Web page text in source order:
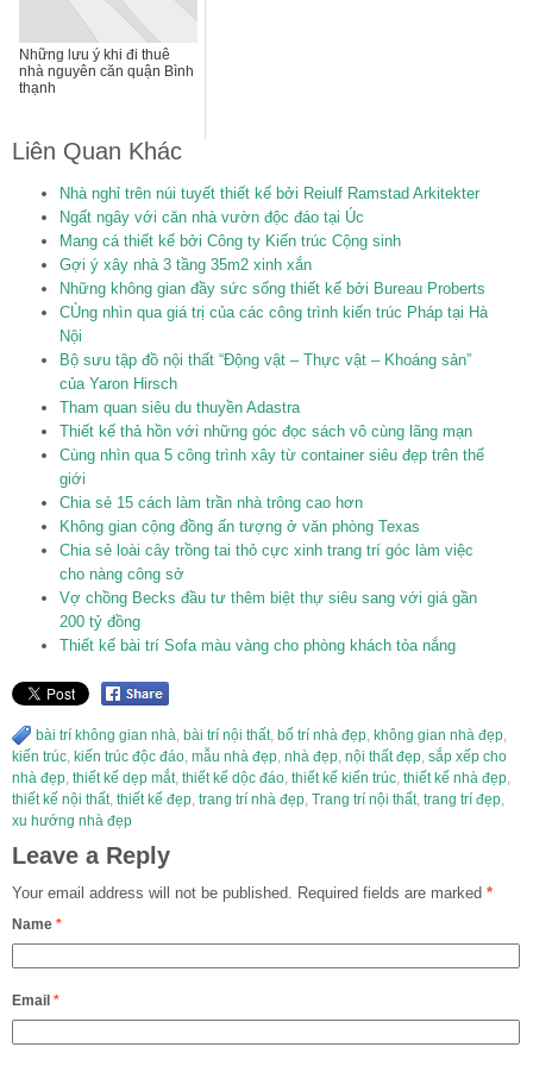
Những lưu ý khi đi thuê
nhà nguyên căn quận Bình
thạnh
Liên Quan Khác
Nhà nghỉ trên núi tuyết thiết kế bởi Reiulf Ramstad Arkitekter
Ngất ngây với căn nhà vườn độc đáo tại Úc
Mang cá thiết kế bởi Công ty Kiến trúc Cộng sinh
Gợi ý xây nhà 3 tầng 35m2 xinh xắn
Những không gian đầy sức sống thiết kế bởi Bureau Proberts
CÙng nhìn qua giá trị của các công trình kiến trúc Pháp tại Hà
Nội
Bộ sưu tập đồ nội thất “Động vật – Thực vật – Khoáng sản”
của Yaron Hirsch
Tham quan siêu du thuyền Adastra
Thiết kế thả hồn với những góc đọc sách vô cùng lãng mạn
Cùng nhìn qua 5 công trình xây từ container siêu đẹp trên thế
giới
Chia sẻ 15 cách làm trần nhà trông cao hơn
Không gian cộng đồng ấn tượng ở văn phòng Texas
Chia sẻ loài cây trồng tai thỏ cực xinh trang trí góc làm việc
cho nàng công sở
Vợ chồng Becks đầu tư thêm biệt thự siêu sang với giá gần
200 tỷ đồng
Thiết kế bài trí Sofa màu vàng cho phòng khách tỏa nắng
bài trí không gian nhà bài trí nội thất bố trí nhà đẹp không gian nhà đẹp
kiến trúc kiến trúc độc đáo mẫu nhà đẹp nhà đẹp nội thất đẹp sắp xếp cho
nhà đẹp thiết kế dẹp mắt thiết kế dộc đáo thiết kế kiến trúc thiết kế nhà đẹp
thiết kế nội thất thiết kế đẹp trang trí nhà đẹp Trang trí nội thất trang trí đẹp
xu hướng nhà đẹp
Leave a Reply
Your email address will not be published. Required fields are marked *
Name *
Email *